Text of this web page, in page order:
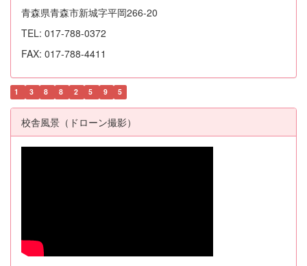
青森県青森市新城字平岡266-20
TEL: 017-788-0372
FAX: 017-788-4411
1 3 8 8 2 5 9 5
校舎風景（ドローン撮影）